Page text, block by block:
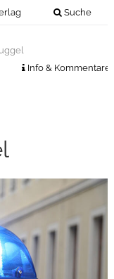
Suche
Info & Kommentare